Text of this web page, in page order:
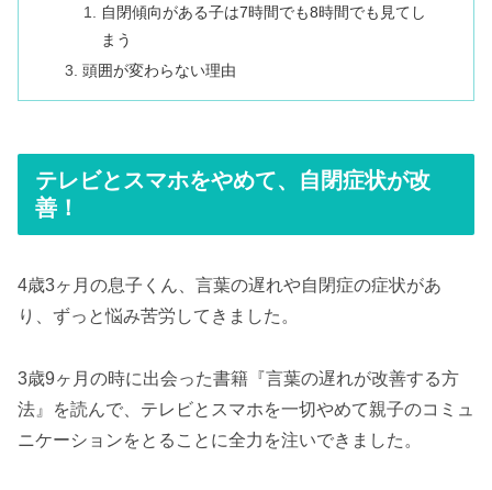
自閉傾向がある子は7時間でも8時間でも見てし
まう
頭囲が変わらない理由
テレビとスマホをやめて、自閉症状が改
善！
4歳3ヶ月の息子くん、言葉の遅れや自閉症の症状があ
り、ずっと悩み苦労してきました。
3歳9ヶ月の時に出会った書籍『言葉の遅れが改善する方
法』を読んで、テレビとスマホを一切やめて親子のコミュ
ニケーションをとることに全力を注いできました。